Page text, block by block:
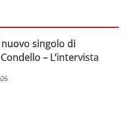
nuovo singolo di
– L’intervista